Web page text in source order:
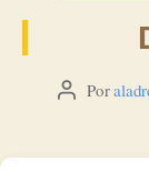
Autor
entrada
Por